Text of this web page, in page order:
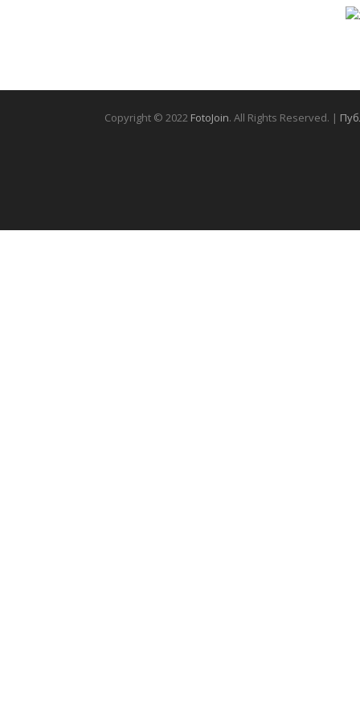
Copyright © 2022 FotoJoin. All Rights Reserved. |